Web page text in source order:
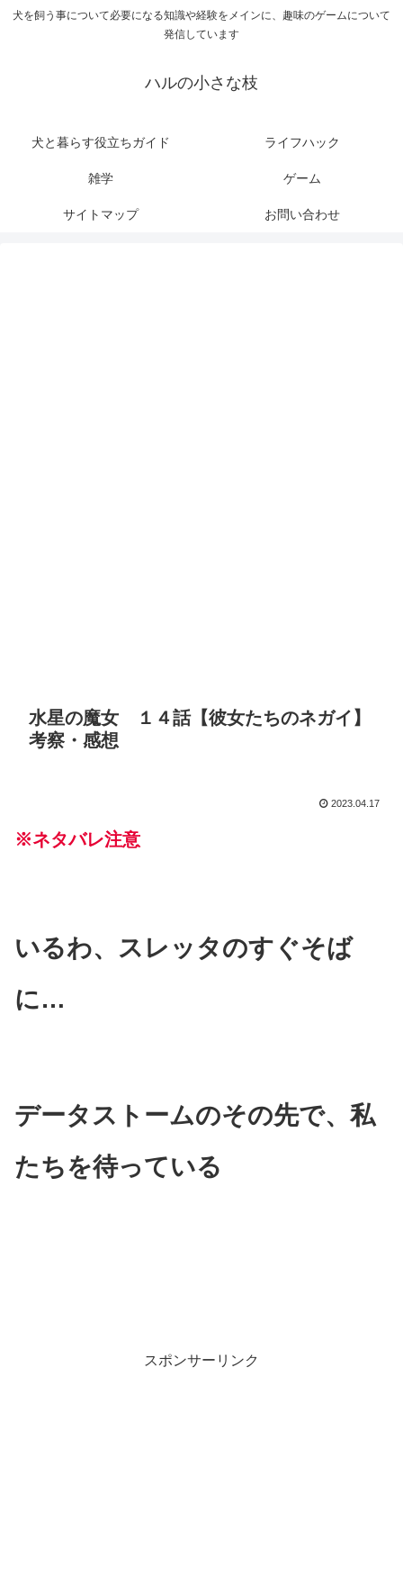
犬を飼う事について必要になる知識や経験をメインに、趣味のゲームについて
発信しています
ハルの小さな枝
犬と暮らす役立ちガイド ライフハック
雑学 ゲーム
サイトマップ お問い合わせ
水星の魔女 １４話【彼女たちのネガイ】
考察・感想
2023.04.17
※ネタバレ注意
いるわ、スレッタのすぐそば
に…
データストームのその先で、私
たちを待っている
スポンサーリンク